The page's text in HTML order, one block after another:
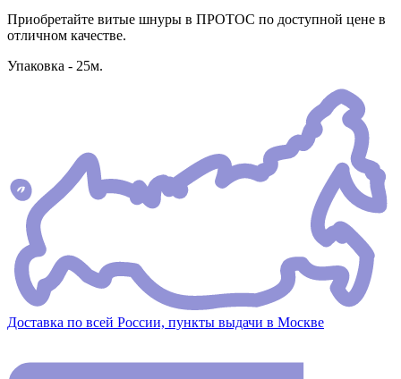
Приобретайте витые шнуры в ПРОТОС по доступной цене в
отличном качестве.
Упаковка - 25м.
Доставка по всей России, пункты выдачи в Москве